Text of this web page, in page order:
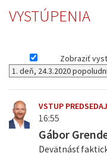
VYSTÚPENIA
Zobraziť
VSTUP
16:55
Gábor
Devätnásť